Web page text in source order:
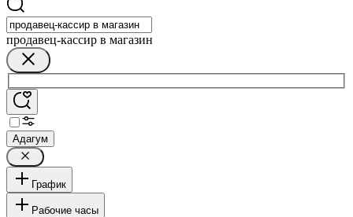
продавец-кассир в магазин
Адагум
График
Рабочие часы